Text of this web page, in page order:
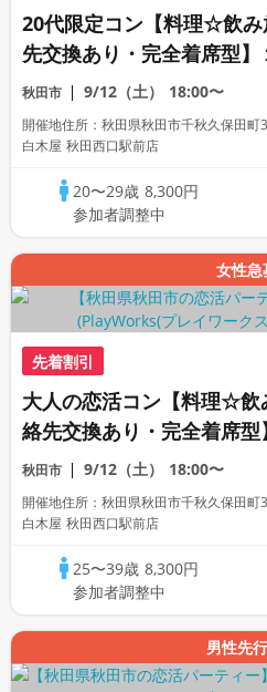
20代限定コン【料理☆飲
先交換あり・完全着席型】
初参加も大歓迎☆
秋田市 9/12（土） 18:00〜
開催地住所：秋田県秋田市千秋久保田
白木屋 秋田西口駅前店
20〜29歳 8,300円
参加者調整中
女性急
先着割引
大人の恋活コン【料理☆飲
絡先交換あり・完全着席型
数・初参加も大歓迎☆プレ
☆
秋田市 9/12（土） 18:00〜
開催地住所：秋田県秋田市千秋久保田
白木屋 秋田西口駅前店
25〜39歳 8,300円
参加者調整中
男性先